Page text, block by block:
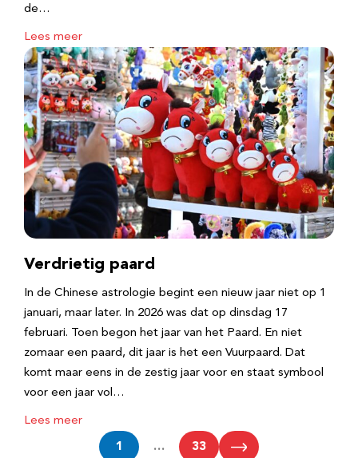
de…
Lees meer
Verdrietig paard
In de Chinese astrologie begint een nieuw jaar niet op 1
januari, maar later. In 2026 was dat op dinsdag 17
februari. Toen begon het jaar van het Paard. En niet
zomaar een paard, dit jaar is het een Vuurpaard. Dat
komt maar eens in de zestig jaar voor en staat symbool
voor een jaar vol…
Lees meer
1 … 33